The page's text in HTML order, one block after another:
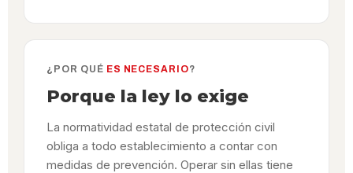
¿POR QUÉ ES NECESARIO?
Porque la ley lo exige
La normatividad estatal de protección civil
obliga a todo establecimiento a contar con
medidas de prevención. Operar sin ellas tiene